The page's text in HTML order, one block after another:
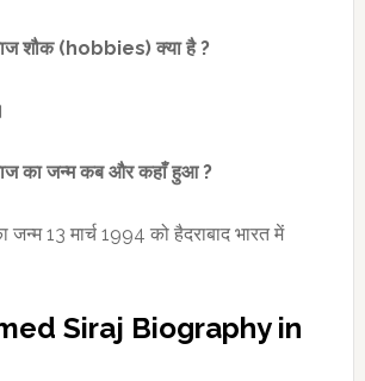
शौक (hobbies)क्या है ?
का जन्म कब और कहाँ हुआ ?
जन्म 13 मार्च 1994 को हैदराबाद भारत में
Siraj Biography in